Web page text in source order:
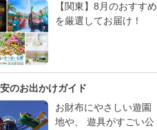
【関東】8月のおすすめ
を厳選してお届け！
のお出かけガイド
お財布にやさしい遊園
地や、 遊具がすごい公